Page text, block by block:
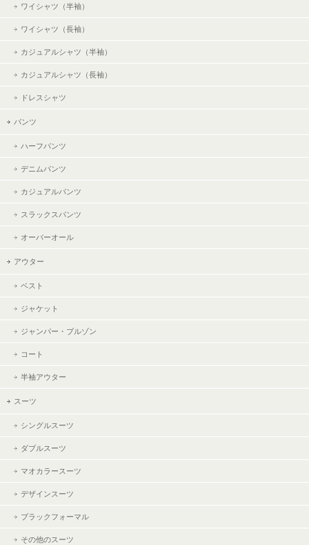
ワイシャツ（半袖）
ワイシャツ（長袖）
カジュアルシャツ（半袖）
カジュアルシャツ（長袖）
ドレスシャツ
パンツ
ハーフパンツ
デニムパンツ
カジュアルパンツ
スラックスパンツ
オーバーオール
アウター
ベスト
ジャケット
ジャンパー・ブルゾン
コート
半袖アウター
スーツ
シングルスーツ
ダブルスーツ
マオカラースーツ
デザインスーツ
ブラックフォーマル
その他のスーツ